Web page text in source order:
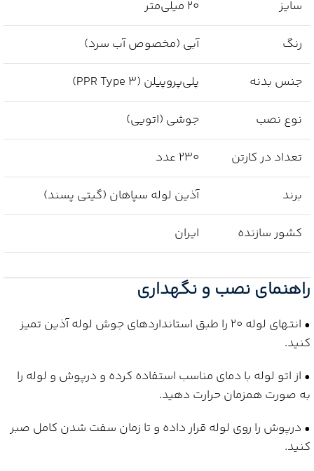
سایز 20 میلی‌متر
رنگ آبی (مخصوص آب سرد)
جنس بدنه پلی‌پروپیلن (PPR Type 3)
نوع نصب جوشی (اتویی)
تعداد در کارتن 230 عدد
برند آذین لوله سپاهان (گیتی پسند)
کشور سازنده ایران
راهنمای نصب و نگهداری
• انتهای لوله 20 را طبق استانداردهای جوش لوله آذین تمیز
کنید.
• از اتو لوله با دمای مناسب استفاده کرده و درپوش و لوله را
به صورت همزمان حرارت دهید.
• درپوش را روی لوله قرار داده و تا زمان سفت شدن کامل صبر
کنید.